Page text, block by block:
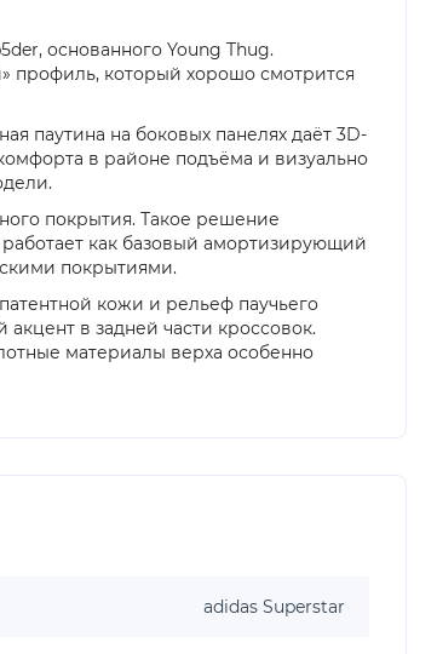
основанного Young Thug.
профиль, который хорошо смотрится
паутина на боковых панелях даёт 3D-
в районе подъёма и визуально
покрытия. Такое решение
работает как базовый амортизирующий
покрытиями.
кожи и рельеф паучьего
в задней части кроссовок.
материалы верха особенно
adidas Superstar